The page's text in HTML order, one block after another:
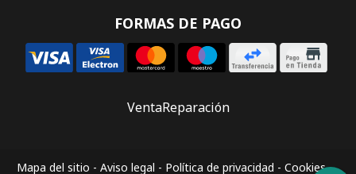
FORMAS DE PAGO
VentaReparación
Mapa del sitio - Aviso legal - Política de privacidad - Cookies-